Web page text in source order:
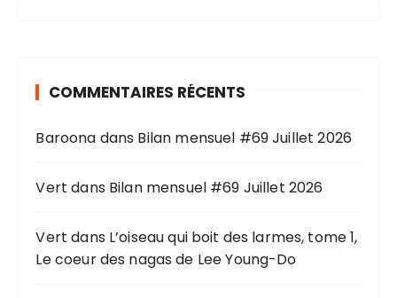
e
o
r
COMMENTAIRES RÉCENTS
Baroona dans Bilan mensuel #69 Juillet 2026
Vert dans Bilan mensuel #69 Juillet 2026
Vert dans L’oiseau qui boit des larmes, tome 1,
Le coeur des nagas de Lee Young-Do